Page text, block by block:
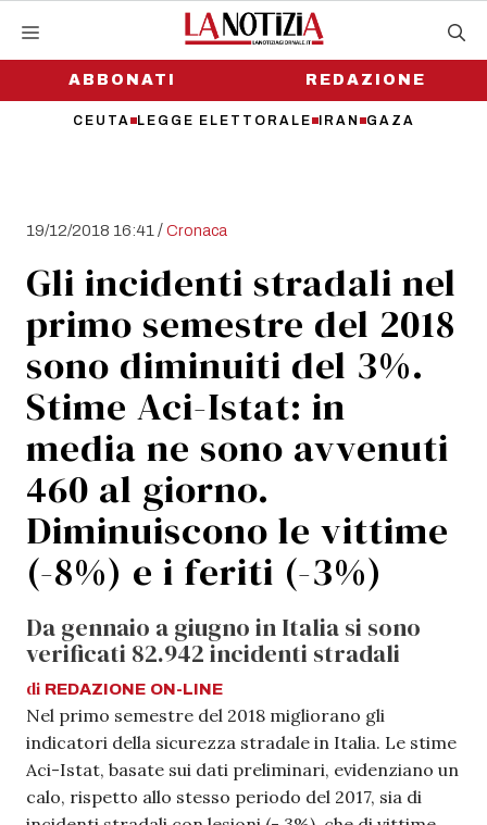
contenutoABBONATI
CEUTA LEGGE ELETTORALE IRAN GAZA
REDAZIONE
19/12/2018 16:41 /Cronaca
Gli incidenti stradali nel
primo semestre del 2018
sono diminuiti del 3%.
Stime Aci-Istat: in
media ne sono avvenuti
460 al giorno.
Diminuiscono le vittime
(-8%) e i feriti (-3%)
Da gennaio a giugno in Italia si sono
verificati 82.942 incidenti stradali
di REDAZIONE ON-LINE
Nel primo semestre del 2018 migliorano gli
indicatori della sicurezza stradale in Italia. Le stime
Aci-Istat, basate sui dati preliminari, evidenziano un
calo, rispetto allo stesso periodo del 2017, sia di